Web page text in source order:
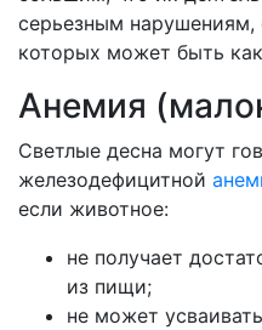
серьезным нарушениям,
которых может быть
Анемия
Светлые десна могут
железодефицитной
если животное:
не получает
из пищи;
не может